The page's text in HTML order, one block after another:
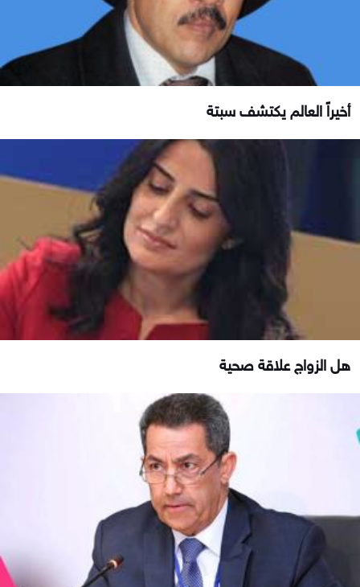
أخيراً العالم يكتشف سبتة
هل الزواج علاقة صحية